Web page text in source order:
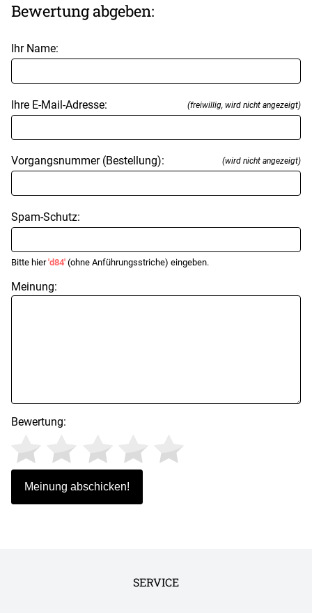
Bewertung abgeben:
Ihr Name:
Ihre E-Mail-Adresse: (freiwillig, wird nicht angezeigt)
Vorgangsnummer (Bestellung): (wird nicht angezeigt)
Spam-Schutz:
Bitte hier'd84' (ohne Anführungsstriche) eingeben.
Meinung:
Bewertung:
SERVICE